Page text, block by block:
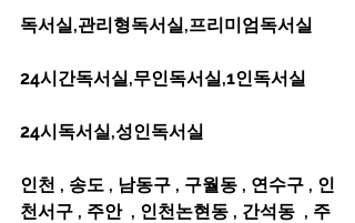
독서실,관리형독서실,프리미엄독서실
24시간독서실,무인독서실,1인독서실
24시독서실,성인독서실
인천 , 송도 , 남동구 , 구월동 , 연수구 , 인
천서구 , 주안  , 인천논현동 , 간석동  , 주